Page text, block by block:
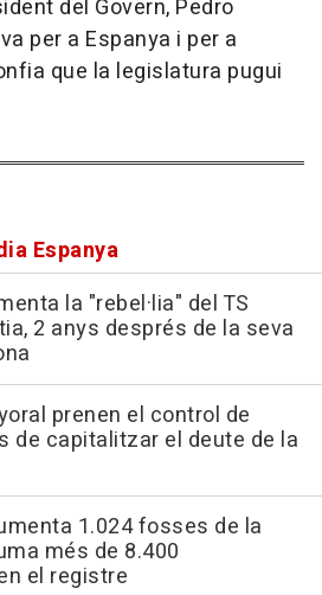
del Govern, Pedro
per a Espanya i per a
que la legislatura pugui
Espanya
la "rebel·lia" del TS
2 anys després de la seva
prenen el control de
de capitalitzar el deute de la
1.024 fosses de la
més de 8.400
el registre